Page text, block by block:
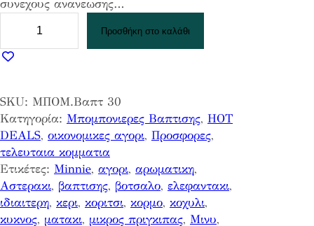
e
a
s
,
4
0
€
.
ή
ν
:
0
,
8
0
€
.
συνεχους ανανεωσης…
ε
σ
τ
η
Μ
ι
κ
υ
Μ
Προσθήκη στο καλάθι
SKU: ΜΠΟΜ.Βαπτ 30
Κατηγορία: Μπομπονιερες Βαπτισης, HOT
DEALS, οικονομικες αγορι, Προσφορες
τελευταια κομματια
Ετικέτες: Minnie, αγορι, αρωματικη
Αστερακι, βαπτισης, βοτσαλο, ελεφαντακι
ιδιαιτερη, κερι, κοριτσι, κορμο, κοχυλι
κυκνος, ματακι, μικρος πριγκιπας, Μινυ